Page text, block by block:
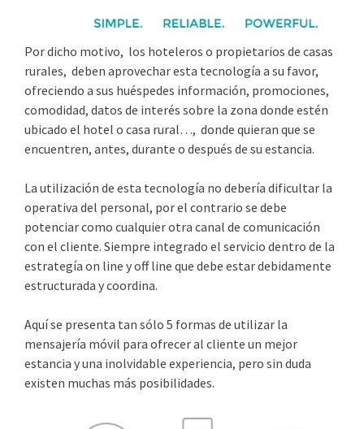
Por dicho motivo, los hoteleros o propietarios de casas
rurales, deben aprovechar esta tecnología a su favor,
ofreciendo a sus huéspedes información, promociones,
comodidad, datos de interés sobre la zona donde estén
ubicado el hotel o casa rural…, donde quieran que se
encuentren, antes, durante o después de su estancia.
La utilización de esta tecnología no debería dificultar la
operativa del personal, por el contrario se debe
potenciar como cualquier otra canal de comunicación
con el cliente. Siempre integrado el servicio dentro de la
estrategía on line y off line que debe estar debidamente
estructurada y coordina.
Aquí se presenta tan sólo 5 formas de utilizar la
mensajería móvil para ofrecer al cliente un mejor
estancia y una inolvidable experiencia, pero sin duda
existen muchas más posibilidades.